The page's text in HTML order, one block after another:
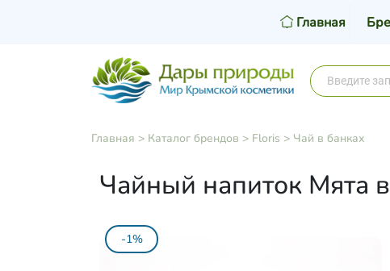
Главная
Главная > Каталог брендов > Floris > Чай в банках
Чайный напиток Мята
-1%